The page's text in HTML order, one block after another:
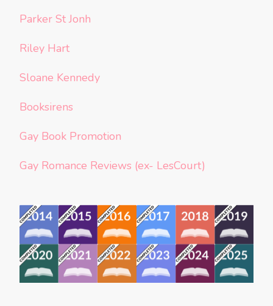
Parker St Jonh
Riley Hart
Sloane Kennedy
Booksirens
Gay Book Promotion
Gay Romance Reviews (ex- LesCourt)